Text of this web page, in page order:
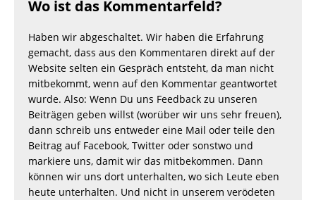
Wo ist das Kommentarfeld?
Haben wir abgeschaltet. Wir haben die Erfahrung
gemacht, dass aus den Kommentaren direkt auf der
Website selten ein Gespräch entsteht, da man nicht
mitbekommt, wenn auf den Kommentar geantwortet
wurde. Also: Wenn Du uns Feedback zu unseren
Beiträgen geben willst (worüber wir uns sehr freuen),
dann schreib uns entweder eine Mail oder teile den
Beitrag auf Facebook, Twitter oder sonstwo und
markiere uns, damit wir das mitbekommen. Dann
können wir uns dort unterhalten, wo sich Leute eben
heute unterhalten. Und nicht in unserem verödeten